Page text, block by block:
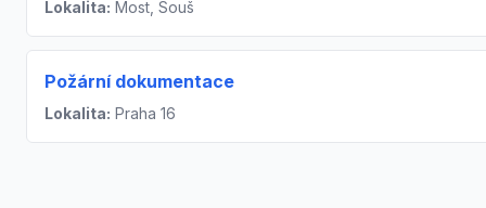
Lokalita: Most, Souš
Požární dokumentace
Lokalita: Praha 16